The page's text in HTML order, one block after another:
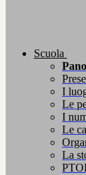
Scuola
I
Le
I
Le
La